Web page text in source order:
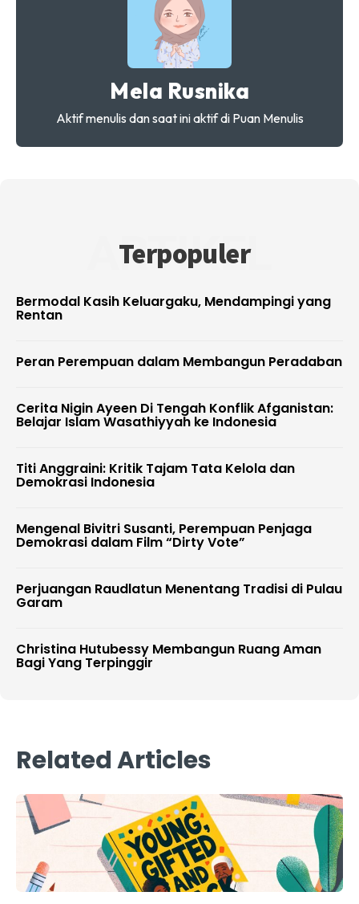
Mela Rusnika
Aktif menulis dan saat ini aktif di Puan Menulis
Terpopuler
ARTIKEL
Bermodal Kasih Keluargaku, Mendampingi yang
Rentan
Peran Perempuan dalam Membangun Peradaban
Cerita Nigin Ayeen Di Tengah Konflik Afganistan:
Belajar Islam Wasathiyyah ke Indonesia
Titi Anggraini: Kritik Tajam Tata Kelola dan
Demokrasi Indonesia
Mengenal Bivitri Susanti, Perempuan Penjaga
Demokrasi dalam Film “Dirty Vote”
Perjuangan Raudlatun Menentang Tradisi di Pulau
Garam
Christina Hutubessy Membangun Ruang Aman
Bagi Yang Terpinggir
Related Articles